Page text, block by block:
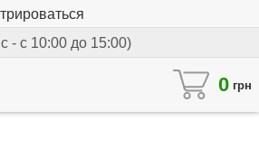
- с 10:00 до 15:00)
0 грн